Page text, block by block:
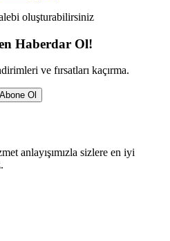
oluşturabilirsiniz
Haberdar Ol!
ve fırsatları kaçırma.
Abone Ol
anlayışımızla sizlere en iyi